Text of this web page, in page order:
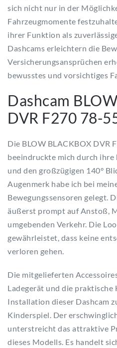
sich nicht nur in der
Fahrzeugmomente
ihrer Funktion als
Dashcams erleichtern die
Versicherungsansprüchen
bewusstes und vorsichtiges
Dashcam
DVR F270 78-
Die BLOW BLACKBOX DVR
beeindruckte mich durch ihre
und den großzügigen 140°
Augenmerk habe ich bei
Bewegungssensoren gelegt.
äußerst prompt auf Anstoß,
umgebenden Verkehr. Die
gewährleistet, dass keine
verloren gehen.
Die mitgelieferten
Ladegerät und die praktische
Installation dieser Dashcam
Kinderspiel. Der
unterstreicht das attraktive
dieses Modells. Es handelt